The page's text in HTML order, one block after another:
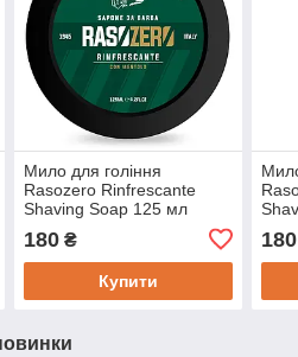
Мило для гоління
Rasozero Rinfrescante
Shaving Soap 125 мл
180₴
Купити
180